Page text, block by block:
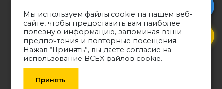
Все права защищены © 2026
ООО "ДИЗАЛЬТ"
ИНН 6318069799 ОГРН 1226300038194
Политика конфиденциальности
Согласие на обработку персональных данных
Обращаем ваше внимание на то, что вся информация о товарах,
носит информативный характер и может быть изменена производителем
Мы используем файлы cookie на нашем веб-
сайте, чтобы предоставить вам наиболее
полезную информацию, запоминая ваши
предпочтения и повторные посещения.
Нажав “Принять”, вы даете согласие на
использование ВСЕХ файлов cookie.
Принять